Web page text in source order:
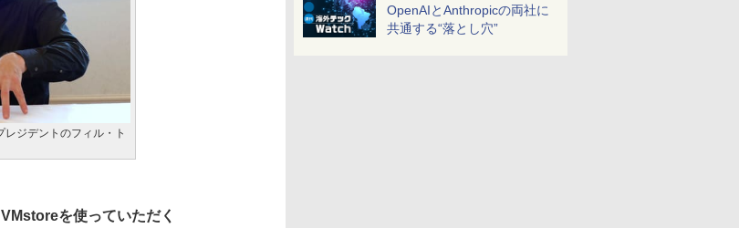
OpenAIとAnthropicの両社に
共通する“落とし穴”
ジデントのフィル・ト
を使っていただく